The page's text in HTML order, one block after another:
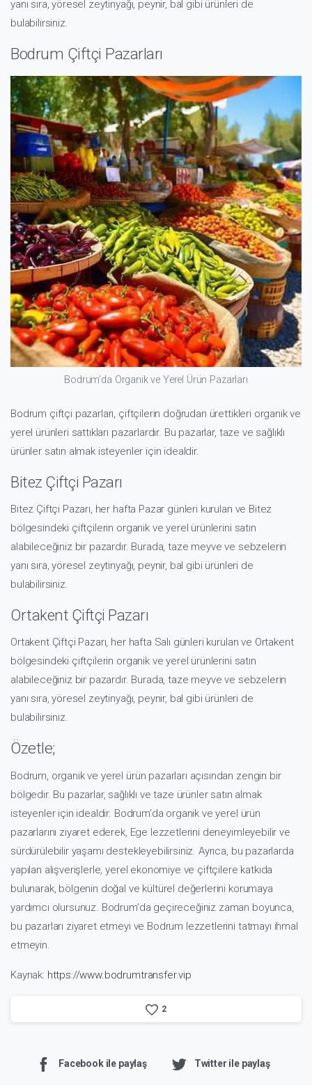
yanı sıra, yöresel zeytinyağı, peynir, bal gibi ürünleri de
bulabilirsiniz.
Bodrum Çiftçi Pazarları
Bodrum’da Organik ve Yerel Ürün Pazarları
Bodrum çiftçi pazarları, çiftçilerin doğrudan ürettikleri organik ve
yerel ürünleri sattıkları pazarlardır. Bu pazarlar, taze ve sağlıklı
ürünler satın almak isteyenler için idealdir.
Bitez Çiftçi Pazarı
Bitez Çiftçi Pazarı, her hafta Pazar günleri kurulan ve Bitez
bölgesindeki çiftçilerin organik ve yerel ürünlerini satın
alabileceğiniz bir pazardır. Burada, taze meyve ve sebzelerin
yanı sıra, yöresel zeytinyağı, peynir, bal gibi ürünleri de
bulabilirsiniz.
Ortakent Çiftçi Pazarı
Ortakent Çiftçi Pazarı, her hafta Salı günleri kurulan ve Ortakent
bölgesindeki çiftçilerin organik ve yerel ürünlerini satın
alabileceğiniz bir pazardır. Burada, taze meyve ve sebzelerin
yanı sıra, yöresel zeytinyağı, peynir, bal gibi ürünleri de
bulabilirsiniz.
Özetle;
Bodrum, organik ve yerel ürün pazarları açısından zengin bir
bölgedir. Bu pazarlar, sağlıklı ve taze ürünler satın almak
isteyenler için idealdir. Bodrum’da organik ve yerel ürün
pazarlarını ziyaret ederek, Ege lezzetlerini deneyimleyebilir ve
sürdürülebilir yaşamı destekleyebilirsiniz. Ayrıca, bu pazarlarda
yapılan alışverişlerle, yerel ekonomiye ve çiftçilere katkıda
bulunarak, bölgenin doğal ve kültürel değerlerini korumaya
yardımcı olursunuz. Bodrum’da geçireceğiniz zaman boyunca,
bu pazarları ziyaret etmeyi ve Bodrum lezzetlerini tatmayı ihmal
etmeyin.
Kaynak: https://www.bodrumtransfer.vip
2
Facebook ile paylaş Twitter ile paylaş